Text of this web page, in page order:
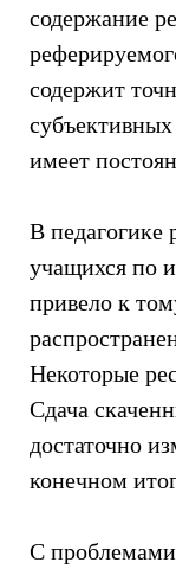
содержание
содержит
имеет
В педагогике
учащихся по
привело к
Некоторые
Сдача
достаточно
конечном
С проблемами